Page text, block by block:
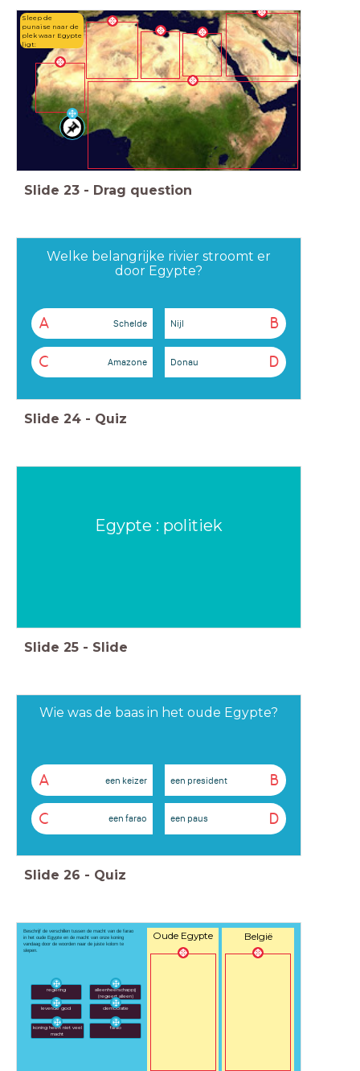
Sleep de
punaise naar de
plek waar Egypte
ligt:
Slide 23 - Drag question
Welke belangrijke rivier stroomt er
door Egypte?
A Schelde B
Nijl
C Amazone D
Donau
Slide 24 - Quiz
Egypte : politiek
Slide 25 - Slide
Wie was de baas in het oude Egypte?
A een keizer B
een president
C een farao D
een paus
Slide 26 - Quiz
België
Oude Egypte
Beschrijf de verschillen tussen de macht van de farao
in het oude Egypte en de macht van onze koning
vandaag door de woorden naar de juiste kolom te
slepen.
regering
alleenheerschappij
(regeert alleen)
levende god democratie
koning heeft niet veel
macht
farao